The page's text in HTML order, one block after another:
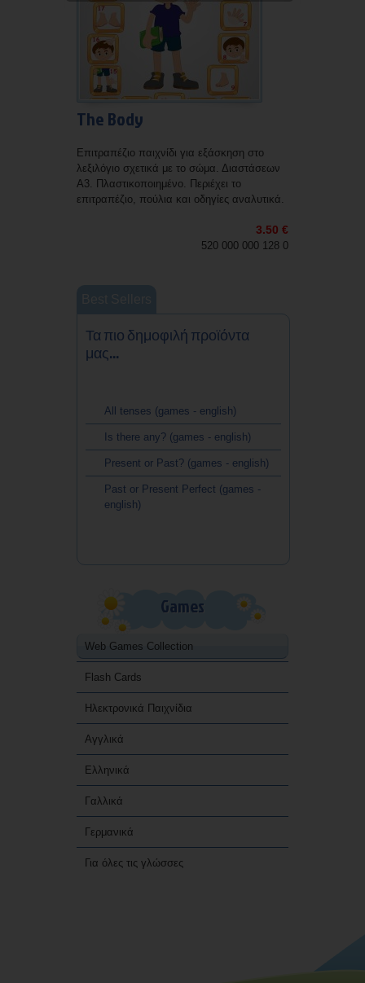
The Body
Επιτραπέζιο παιχνίδι για εξάσκηση στο
λεξιλόγιο σχετικά με το σώμα. Διαστάσεων
A3. Πλαστικοποιημένο. Περιέχει το
επιτραπέζιο, πούλια και οδηγίες αναλυτικά.
3.50 €
520 000 000 128 0
Τα πιο δημοφιλή προϊόντα
μας...
All tenses (games - english)
Is there any? (games - english)
Present or Past? (games - english)
Past or Present Perfect (games -
english)
Games
Web Games Collection
Flash Cards
Ηλεκτρονικά Παιχνίδια
Αγγλικά
Ελληνικά
Γαλλικά
Γερμανικά
Για όλες τις γλώσσες